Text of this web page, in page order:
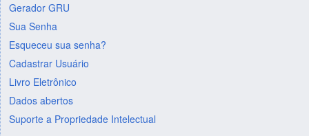
Gerador GRU
Sua Senha
Esqueceu sua senha?
Cadastrar Usuário
Livro Eletrônico
Dados abertos
Suporte a Propriedade Intelectual